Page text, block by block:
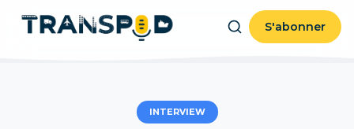
S'abonner
INTERVIEW